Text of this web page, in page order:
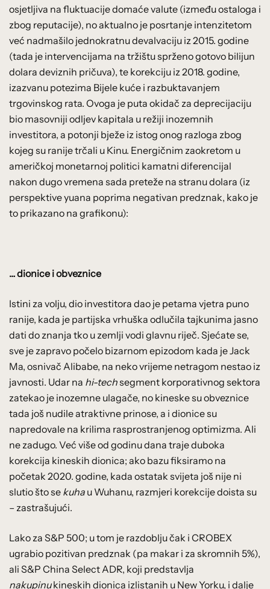
osjetljiva na fluktuacije domaće valute (između ostaloga i
zbog reputacije), no aktualno je posrtanje intenzitetom
već nadmašilo jednokratnu devalvaciju iz 2015. godine
(tada je intervencijama na tržištu sprženo gotovo bilijun
dolara deviznih pričuva), te korekciju iz 2018. godine,
izazvanu potezima Bijele kuće i razbuktavanjem
trgovinskog rata. Ovoga je puta okidač za deprecijaciju
bio masovniji odljev kapitala u režiji inozemnih
investitora, a potonji bježe iz istog onog razloga zbog
kojeg su ranije trčali u Kinu. Energičnim zaokretom u
američkoj monetarnoj politici kamatni diferencijal
nakon dugo vremena sada preteže na stranu dolara (iz
perspektive yuana poprima negativan predznak, kako je
to prikazano na grafikonu):
… dionice i obveznice
Istini za volju, dio investitora dao je petama vjetra puno
ranije, kada je partijska vrhuška odlučila tajkunima jasno
dati do znanja tko u zemlji vodi glavnu riječ. Sjećate se,
sve je zapravo počelo bizarnom epizodom kada je Jack
Ma, osnivač Alibabe, na neko vrijeme netragom nestao iz
javnosti. Udar na hi-techsegment korporativnog sektora
zatekao je inozemne ulagače, no kineske su obveznice
tada još nudile atraktivne prinose, a i dionice su
napredovale na krilima rasprostranjenog optimizma. Ali
ne zadugo. Već više od godinu dana traje duboka
korekcija kineskih dionica; ako bazu fiksiramo na
početak 2020. godine, kada ostatak svijeta još nije ni
slutio što se kuha u Wuhanu, razmjeri korekcije doista su
– zastrašujući.
Lako za S&P 500; u tom je razdoblju čak i CROBEX
ugrabio pozitivan predznak (pa makar i za skromnih 5%),
ali S&P China Select ADR, koji predstavlja
nakupinukineskih dionica izlistanih u New Yorku, i dalje